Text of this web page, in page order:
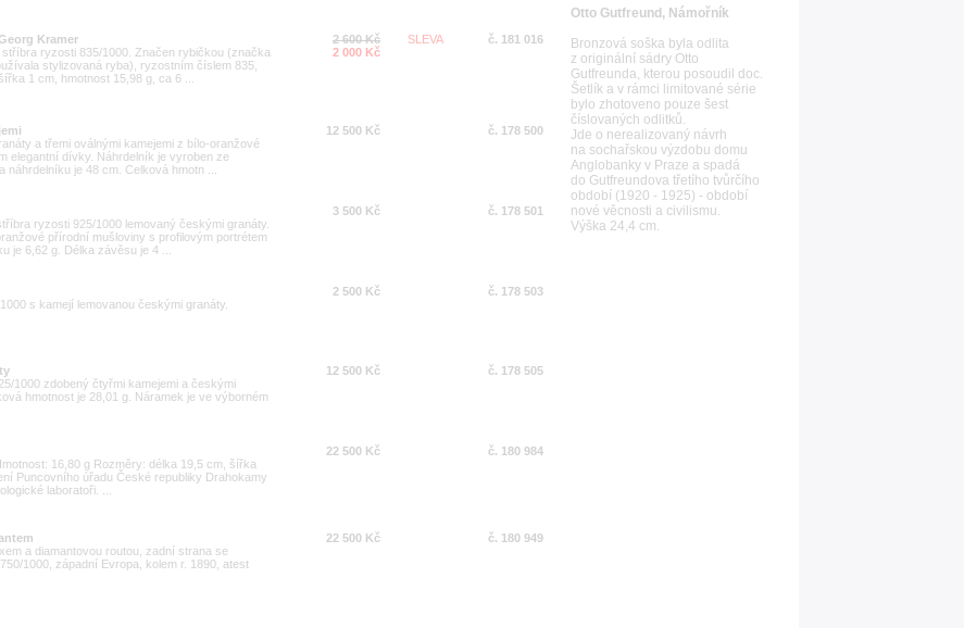
Kramer
ryzosti 835/1000. Značen rybičkou (značka
stylizovaná ryba), ryzostním číslem 835,
1 cm, hmotnost 15,98 g, ca 6 ...
2 600 Kč
2 000 Kč
SLEVA č. 181 016
a třemi oválnými kamejemi z bílo-oranžové
elegantní dívky. Náhrdelník je vyroben ze
je 48 cm. Celková hmotn ...
12 500 Kč č. 178 500
ryzosti 925/1000 lemovaný českými granáty.
přírodní mušloviny s profilovým portrétem
je 6,62 g. Délka závěsu je 4 ...
3 500 Kč č. 178 501
s kamejí lemovanou českými granáty.
2 500 Kč č. 178 503
1000 zdobený čtyřmi kamejemi a českými
hmotnost je 28,01 g. Náramek je ve výborném
12 500 Kč č. 178 505
16,80 g Rozměry: délka 19,5 cm, šířka
Puncovního úřadu České republiky Drahokamy
laboratoři. ...
22 500 Kč č. 180 984
a diamantovou routou, zadní strana se
1000, západní Evropa, kolem r. 1890, atest
22 500 Kč č. 180 949
Otto Gutfreund, Námořník
Bronzová soška byla odlita
z originální sádry Otto
Gutfreunda, kterou posoudil doc.
Šetlík a v rámci limitované série
bylo zhotoveno pouze šest
číslovaných odlitků.
Jde o nerealizovaný návrh
na sochařskou výzdobu domu
Anglobanky v Praze a spadá
do Gutfreundova třetího tvůrčího
období (1920 - 1925) - období
nové věcnosti a civilismu.
Výška 24,4 cm.